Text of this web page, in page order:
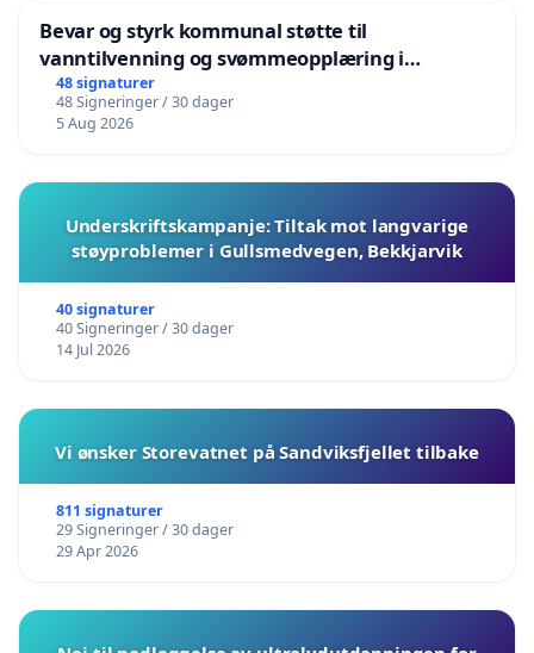
Bevar og styrk kommunal støtte til
vanntilvenning og svømmeopplæring i
barnehagene i Haugesund
48 signaturer
48 Signeringer / 30 dager
5 Aug 2026
Underskriftskampanje: Tiltak mot langvarige
støyproblemer i Gullsmedvegen, Bekkjarvik
40 signaturer
40 Signeringer / 30 dager
14 Jul 2026
Vi ønsker Storevatnet på Sandviksfjellet tilbake
811 signaturer
29 Signeringer / 30 dager
29 Apr 2026